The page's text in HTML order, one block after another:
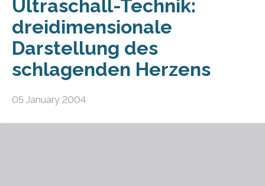
Ultraschall-Technik:
dreidimensionale
Darstellung des
schlagenden Herzens
05 January 2004